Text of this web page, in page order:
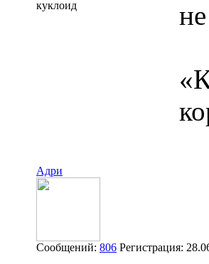
куклоид
Адри
Сообщений: 806 Регистрация: